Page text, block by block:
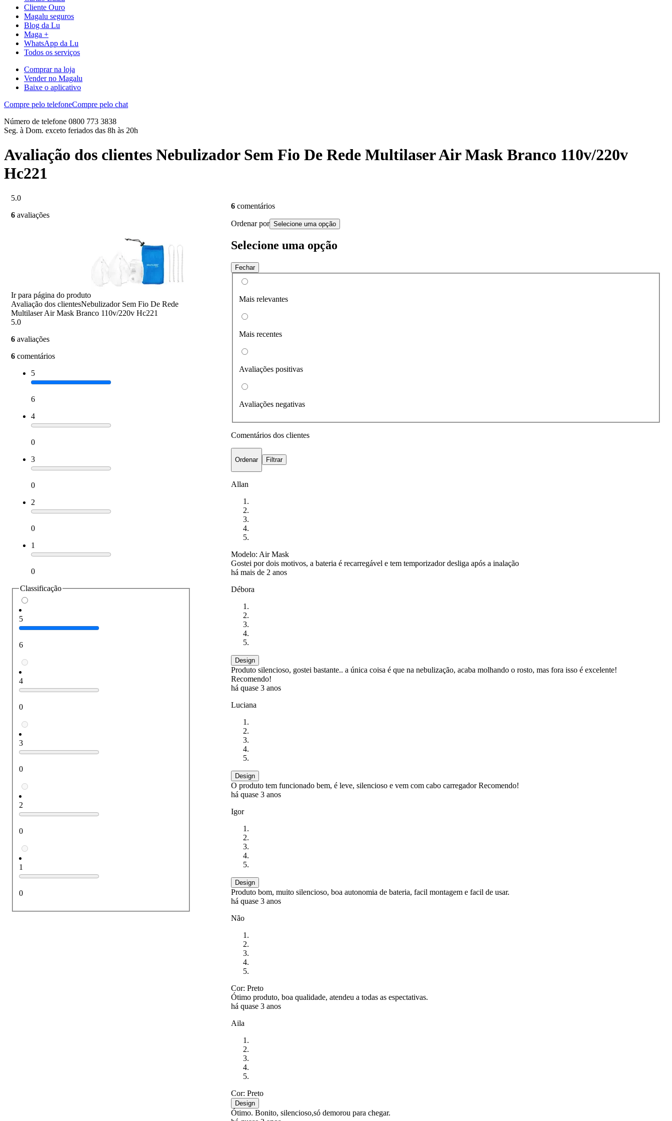
Cliente Ouro
Magalu seguros
Blog da Lu
Maga +
WhatsApp da Lu
Todos os serviços
Comprar na loja
Vender no Magalu
Baixe o aplicativo
Compre pelo telefoneCompre pelo chat
Número de telefone 0800 773 3838
Seg. à Dom. exceto feriados das 8h às 20h
Avaliação dos clientes Nebulizador Sem Fio De Rede Multilaser Air Mask Branco 110v/220v
Hc221
5.0
6 avaliações
Ir para página do produto
Avaliação dos clientesNebulizador Sem Fio De Rede
Multilaser Air Mask Branco 110v/220v Hc221
5.0
6 avaliações
6 comentários
5
6
4
0
3
0
2
0
1
0
Classificação
5
6
4
0
3
0
2
0
1
0
6 comentários
Ordenar por Selecione uma opção
Selecione uma opção
Fechar
Mais relevantes
Mais recentes
Avaliações positivas
Avaliações negativas
Comentários dos clientes
Ordenar Filtrar
Allan
Modelo: Air Mask
Gostei por dois motivos, a bateria é recarregável e tem temporizador desliga após a inalação
há mais de 2 anos
Débora
Design
Produto silencioso, gostei bastante.. a única coisa é que na nebulização, acaba molhando o rosto, mas fora isso é excelente!
Recomendo!
há quase 3 anos
Luciana
Design
O produto tem funcionado bem, é leve, silencioso e vem com cabo carregador Recomendo!
há quase 3 anos
Igor
Design
Produto bom, muito silencioso, boa autonomia de bateria, facil montagem e facil de usar.
há quase 3 anos
Não
Cor: Preto
Ótimo produto, boa qualidade, atendeu a todas as espectativas.
há quase 3 anos
Aila
Cor: Preto
Design
Ótimo. Bonito, silencioso,só demorou para chegar.